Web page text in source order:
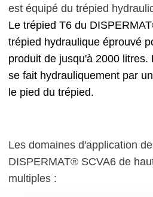
est équipé du trépied
Le trépied T6 du
trépied hydraulique éprouvé
produit de jusqu'à 2000
se fait hydrauliquement par
le pied du trépied.
Les domaines d'application
DISPERMAT® SCVA6 de
multiples :